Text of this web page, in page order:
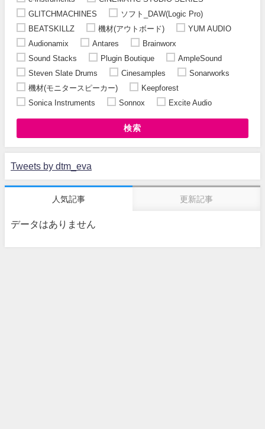
GLITCHMACHINES
ソフト_DAW(Logic Pro)
BEATSKILLZ
機材(アウトボード)
YUM AUDIO
Audionamix
Antares
Brainworx
Sound Stacks
Plugin Boutique
AmpleSound
Steven Slate Drums
Cinesamples
Sonarworks
機材(モニタースピーカー)
Keepforest
Sonica Instruments
Sonnox Excite Audio
検索
Tweets by dtm_eva
人気記事 更新記事
データはありません